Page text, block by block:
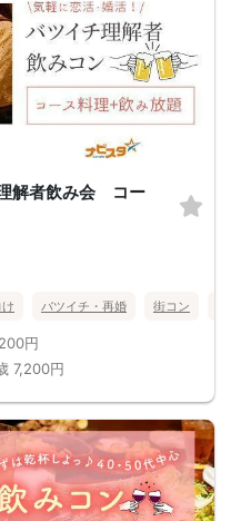
解者飲み会 コー
バツイチ・再婚 街コン
円
7,200円